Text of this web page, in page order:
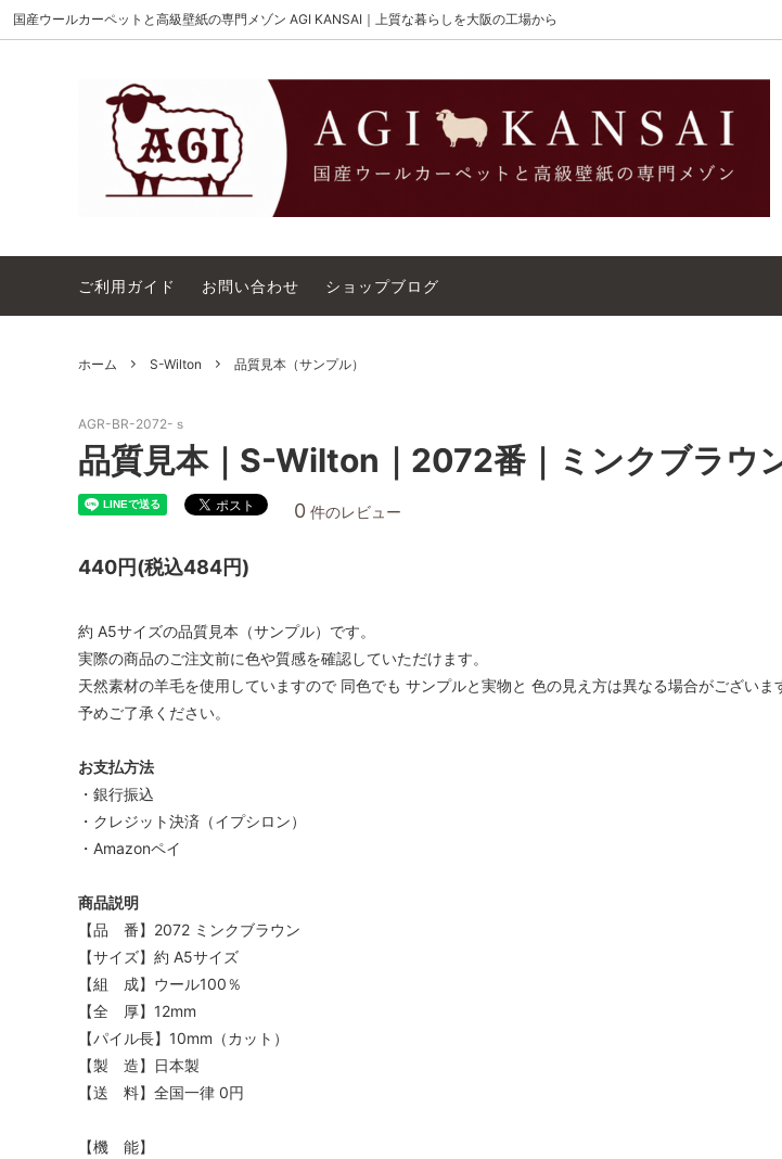
国産ウールカーペットと高級壁紙の専門メゾン AGI KANSAI｜上質な暮らしを大阪の工場から
MAISON AKIGAMI The Wilton
ウィルトンオーダー｜別注ウールカーペ
コットンテープ｜10cm幅 カーペットクリーナー｜シミトリ剤
施工用ウールカーペット ウールラグ
AGI KANSAI について カーペットガイド
ご利用ガイド お問い合わせ ショップブログ
ホーム S-Wilton 品質見本（サンプル）
AGR-BR-2072-ｓ
品質見本｜S-Wilton｜2072番｜ミンクブラウ
0 件のレビュー
440円(税込484円)
約 A5サイズの品質見本（サンプル）です。
実際の商品のご注文前に色や質感を確認していただけます。
天然素材の羊毛を使用していますので 同色でも サンプルと実物と 色の見え方は異なる場合がございま
予めご了承ください。
お支払方法
・銀行振込
・クレジット決済（イプシロン）
・Amazonペイ
商品説明
【品 番】2072 ミンクブラウン
【サイズ】約 A5サイズ
【組 成】ウール100％
【全 厚】12mm
【パイル長】10mm（カット）
【製 造】日本製
【送 料】全国一律 0円
【機 能】